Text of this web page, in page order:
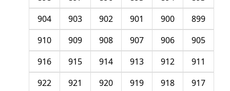
899
900
901
902
903
904
905
906
907
908
909
910
911
912
913
914
915
916
917
918
919
920
921
922